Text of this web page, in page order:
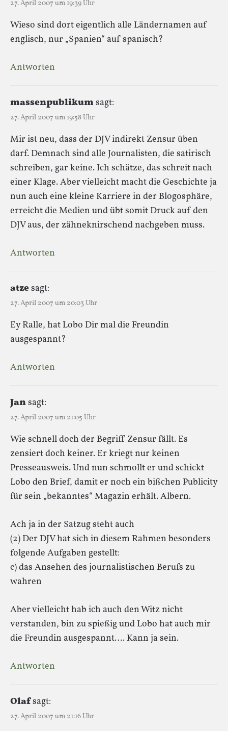
27. April 2007 um 19:39 Uhr
Wieso sind dort eigentlich alle Ländernamen auf
englisch, nur „Spanien“ auf spanisch?
Antworten
massenpublikumsagt:
27. April 2007 um 19:58 Uhr
Mir ist neu, dass der DJV indirekt Zensur üben
darf. Demnach sind alle Journalisten, die satirisch
schreiben, gar keine. Ich schätze, das schreit nach
einer Klage. Aber vielleicht macht die Geschichte ja
nun auch eine kleine Karriere in der Blogosphäre,
erreicht die Medien und übt somit Druck auf den
DJV aus, der zähneknirschend nachgeben muss.
Antworten
atzesagt:
27. April 2007 um 20:03 Uhr
Ey Ralle, hat Lobo Dir mal die Freundin
ausgespannt?
Antworten
Jansagt:
27. April 2007 um 21:05 Uhr
Wie schnell doch der Begriff Zensur fällt. Es
zensiert doch keiner. Er kriegt nur keinen
Presseausweis. Und nun schmollt er und schickt
Lobo den Brief, damit er noch ein bißchen Publicity
für sein „bekanntes“ Magazin erhält. Albern.
Ach ja in der Satzug steht auch
(2) Der DJV hat sich in diesem Rahmen besonders
folgende Aufgaben gestellt:
c) das Ansehen des journalistischen Berufs zu
wahren
Aber vielleicht hab ich auch den Witz nicht
verstanden, bin zu spießig und Lobo hat auch mir
die Freundin ausgespannt…. Kann ja sein.
Antworten
Olafsagt:
27. April 2007 um 21:16 Uhr